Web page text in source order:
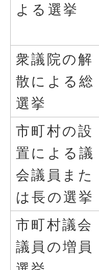
よる選挙
衆議院の解
散による総
選挙
市町村の設
置による議
会議員また
は長の選挙
市町村議会
議員の増員